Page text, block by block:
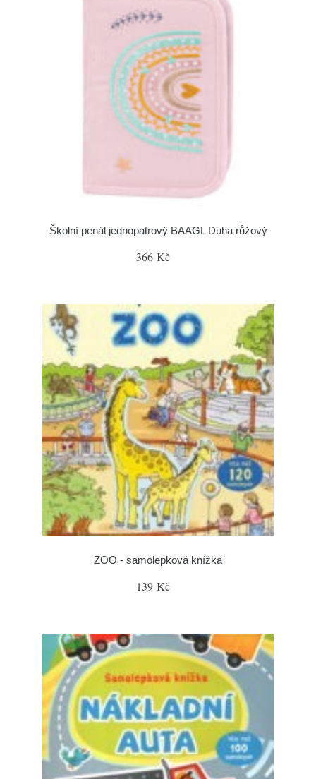
Školní penál jednopatrový BAAGL Duha růžový
366 Kč
ZOO - samolepková knížka
139 Kč